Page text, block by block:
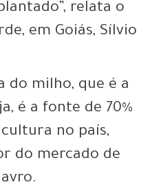
relata o
em Goiás, Sílvio
do milho, que é a
é a fonte de 70%
no país,
do mercado de